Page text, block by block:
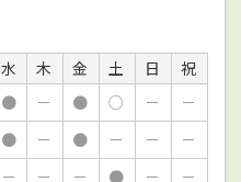
水 木 金 土 日
祝
● － ● ○ －
－
● － ● － －
－
－ － － ● －
－